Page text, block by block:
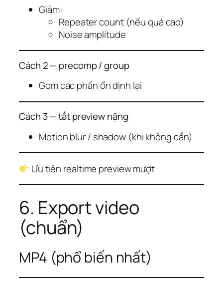
Giảm:
Repeater count (nếu quá cao)
Noise amplitude
Cách 2 — precomp / group
Gom các phần ổn định lại
Cách 3 — tắt preview nặng
Motion blur / shadow (khi không cần)
Ưu tiên realtime preview mượt
6. Export video
(chuẩn)
MP4 (phổ biến nhất)